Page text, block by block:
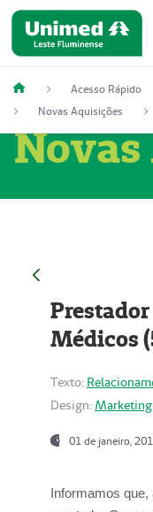
Acesso Rápido
Novas Aquisições
Médicos
Texto:
Design: Marketing
01 de janeiro,
Informamos que,